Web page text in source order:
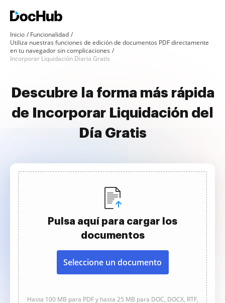
Inicio
Funcionalidad
Utiliza nuestras funciones de edición de documentos PDF directamente
en tu navegador sin complicaciones
Incorporar Liquidación Diaria Gratis
Descubre la forma más rápida
de Incorporar Liquidación del
Día Gratis
Pulsa aquí para cargar los
documentos
Seleccione un documento
Hasta 100 MB para PDF y hasta 25 MB para DOC, DOCX, RTF,